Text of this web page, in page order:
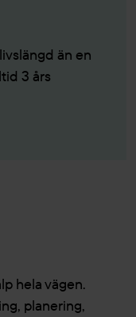
än en
3 års
hela vägen.
planering,